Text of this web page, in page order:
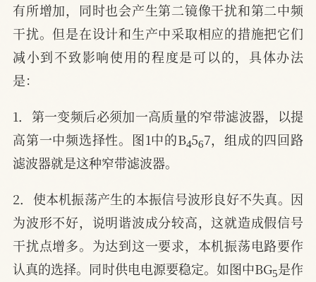
有所增加，同时也会产生第二镜像干扰和第二中频
干扰。但是在设计和生产中采取相应的措施把它们
减小到不致影响使用的程度是可以的，具体办法
是：
1．第一变频后必须加一高质量的窄带滤波器，以提
高第一中频选择性。图1中的B45 67，组成的四回路
滤波器就是这种窄带滤波器。
2．使本机振荡产生的本振信号波形良好不失真。因
为波形不好，说明谐波成分较高，这就造成假信号
干扰点增多。为达到这一要求，本机振荡电路要作
认真的选择。同时供电电源要稳定。如图中BG5是作